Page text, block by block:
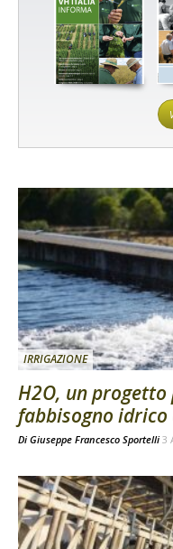
IRRIGAZIONE
H2O, un
fabbisogno
Di Giuseppe Francesco Sportelli 3